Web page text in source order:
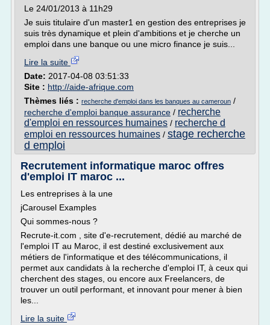
Le 24/01/2013 à 11h29
Je suis titulaire d'un master1 en gestion des entreprises je
suis très dynamique et plein d'ambitions et je cherche un
emploi dans une banque ou une micro finance je suis...
Lire la suite
Date: 2017-04-08 03:51:33
Site : http://aide-afrique.com
Thèmes liés : recherche d'emploi dans les banques au cameroun /
recherche d'emploi banque assurance / recherche
d'emploi en ressources humaines / recherche d
emploi en ressources humaines / stage recherche
d emploi
Recrutement informatique maroc offres
d'emploi IT maroc ...
Les entreprises à la une
jCarousel Examples
Qui sommes-nous ?
Recrute-it.com , site d'e-recrutement, dédié au marché de
l'emploi IT au Maroc, il est destiné exclusivement aux
métiers de l'informatique et des télécommunications, il
permet aux candidats à la recherche d'emploi IT, à ceux qui
cherchent des stages, ou encore aux Freelancers, de
trouver un outil performant, et innovant pour mener à bien
les...
Lire la suite